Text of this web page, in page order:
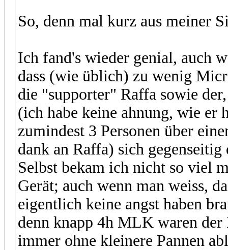
So, denn mal kurz aus meiner
Ich fand's wieder genial, auch
dass (wie üblich) zu wenig
die "supporter" Raffa sowie
(ich habe keine ahnung, wie er
zumindest 3 Personen über
dank an Raffa) sich
Selbst bekam ich nicht so viel
Gerät; auch wenn man weiss,
eigentlich keine angst haben
denn knapp 4h MLK waren
immer ohne kleinere Pannen